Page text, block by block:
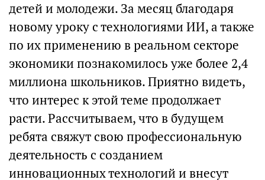
детей и молодежи. За месяц благодаря
новому уроку с технологиями ИИ, а также
по их применению в реальном секторе
экономики познакомилось уже более 2,4
миллиона школьников. Приятно видеть,
что интерес к этой теме продолжает
расти. Рассчитываем, что в будущем
ребята свяжут свою профессиональную
деятельность с созданием
инновационных технологий и внесут